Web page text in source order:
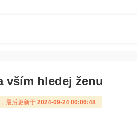
vším hledej ženu
最后更新于 2024-09-24 00:06:48